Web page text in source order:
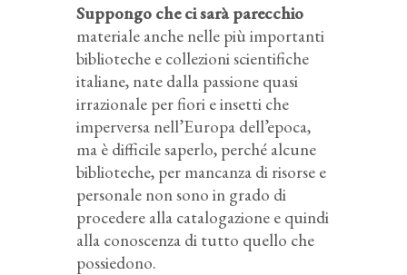
Suppongo che ci sarà parecchio
materiale anche nelle più importanti
biblioteche e collezioni scientifiche
italiane, nate dalla passione quasi
irrazionale per fiori e insetti che
imperversa nell’Europa dell’epoca,
ma è difficile saperlo, perché alcune
biblioteche, per mancanza di risorse e
personale non sono in grado di
procedere alla catalogazione e quindi
alla conoscenza di tutto quello che
possiedono.